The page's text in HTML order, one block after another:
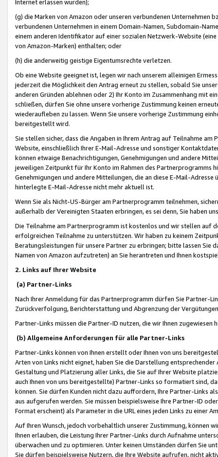
Internet erlassen wurden);
(g) die Marken von Amazon oder unseren verbundenen Unternehmen
verbundenen Unternehmen in einem Domain-Namen, Subdomain-
einem anderen Identifikator auf einer sozialen Netzwerk-Website
von Amazon-Marken) enthalten; oder
(h) die anderweitig geistige Eigentumsrechte verletzen.
Ob eine Website geeignet ist, legen wir nach unserem alleinigen
jederzeit die Möglichkeit den Antrag erneut zu stellen, sobald Sie
anderen Gründen ablehnen oder 2) Ihr Konto im Zusammenhang mit
schließen, dürfen Sie ohne unsere vorherige Zustimmung keinen
wiederaufleben zu lassen. Wenn Sie unsere vorherige Zustimmung
bereitgestellt wird.
Sie stellen sicher, dass die Angaben in Ihrem Antrag auf Teilnahme
Website, einschließlich Ihrer E-Mail-Adresse und sonstiger
können etwaige Benachrichtigungen, Genehmigungen und andere
jeweiligen Zeitpunkt für Ihr Konto im Rahmen des Partnerprogramms
Genehmigungen und andere Mitteilungen, die an diese E-Mail-
hinterlegte E-Mail-Adresse nicht mehr aktuell ist.
Wenn Sie als Nicht-US-Bürger am Partnerprogramm teilnehmen,
außerhalb der Vereinigten Staaten erbringen, es sei denn, Sie haben
Die Teilnahme am Partnerprogramm ist kostenlos und wir stellen auf
erfolgreichen Teilnahme zu unterstützen. Wir haben zu keinem
Beratungsleistungen für unsere Partner zu erbringen; bitte lassen Sie
Namen von Amazon aufzutreten) an Sie herantreten und Ihnen
2. Links auf Ihrer Website
(a) Partner-Links
Nach Ihrer Anmeldung für das Partnerprogramm dürfen Sie Partner-
Zurückverfolgung, Berichterstattung und Abgrenzung der
Partner-Links müssen die Partner-ID nutzen, die wir Ihnen zugewiesen
(b) Allgemeine Anforderungen für alle Partner-Links
Partner-Links können von Ihnen erstellt oder Ihnen von uns
Arten von Links nicht eignet, haben Sie die Darstellung
Gestaltung und Platzierung aller Links, die Sie auf Ihrer Website
auch Ihnen von uns bereitgestellte) Partner-Links so formatiert sind,
können. Sie dürfen Kunden nicht dazu auffordern, Ihre Partner-Links
aus aufgerufen werden. Sie müssen beispielsweise Ihre Partner-ID
Format erscheint) als Parameter in die URL eines jeden Links zu einer
Auf Ihren Wunsch, jedoch vorbehaltlich unserer Zustimmung, können
Ihnen erlauben, die Leistung Ihrer Partner-Links durch Aufnahme
überwachen und zu optimieren. Unter keinen Umständen dürfen Sie
Sie dürfen beispielsweise Nutzern, die Ihre Website aufrufen, nicht